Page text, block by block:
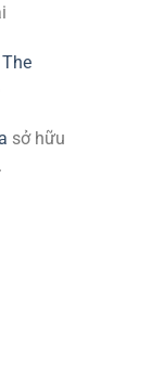
The
sở hữu